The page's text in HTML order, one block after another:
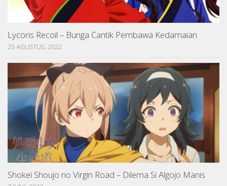
Lycoris Recoil – Bunga Cantik Pembawa Kedamaian
25 AGUSTUS, 2022
Shokei Shoujo no Virgin Road – Dilema Si Algojo Manis